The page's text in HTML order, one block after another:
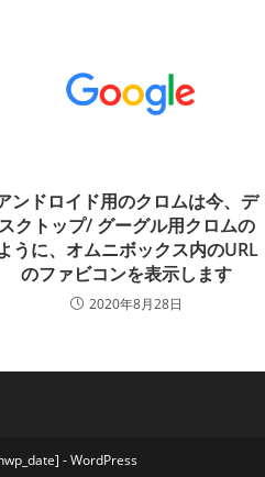
ンドロイド用のクロムは今、デ
スクトップ/ グーグル用クロムの
うに、オムニボックス内のURL
のファビコンを表示します
2020年8月28日
- WordPress